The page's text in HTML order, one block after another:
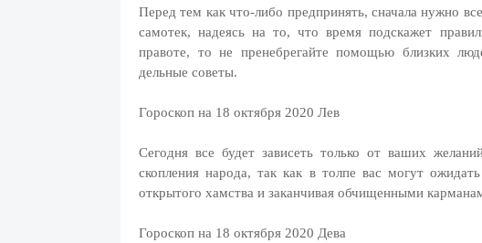
Перед тем как что-либо предпринять, сначала нужно
самотек, надеясь на то, что время подскажет
правоте, то не пренебрегайте помощью близких
дельные советы.
Гороскоп на 18 октября 2020 Лев
Сегодня все будет зависеть только от ваших
скопления народа, так как в толпе вас могут
открытого хамства и заканчивая обчищенными
Гороскоп на 18 октября 2020 Дева